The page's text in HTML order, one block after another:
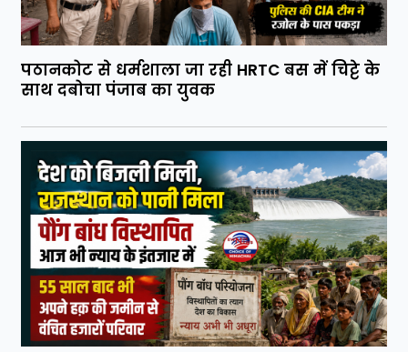
पठानकोट से धर्मशाला जा रही HRTC बस में चिट्टे के
साथ दबोचा पंजाब का युवक